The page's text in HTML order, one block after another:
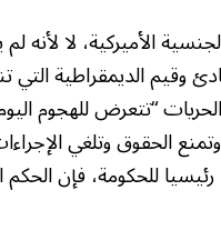
الأميركية، لا لأنه
وقيم الديمقراطية التي
“تتعرض للهجوم
الحقوق وتلغي
للحكومة، فإن